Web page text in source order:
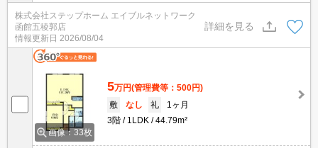
す！また、100円均一や衣料品店もあり買物便利です!!郵便局やコン
ビニなども徒歩4分！都市ガス仕様なので経済的！駐車場も一台分
無料のおすすめ物件になります！
株式会社ステップホーム エイブルネットワーク
函館五稜郭店
情報更新日 2026/08/04
詳細を見る
画像：33枚
5万円(管理費等：500円)
敷
なし 礼
1ヶ月
3階
1LDK 44.79m²